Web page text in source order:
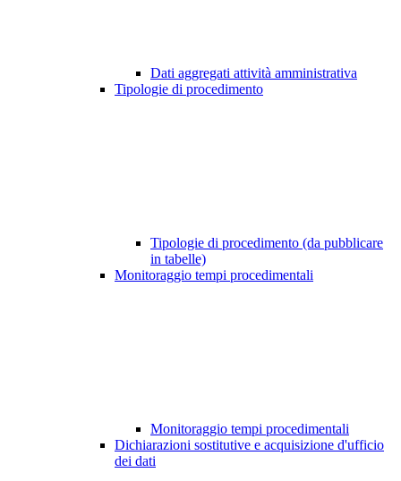
Dati aggregati attività amministrativa
Tipologie di procedimento
Tipologie di procedimento (da pubblicare
in tabelle)
Monitoraggio tempi procedimentali
Monitoraggio tempi procedimentali
Dichiarazioni sostitutive e acquisizione d'ufficio
dei dati